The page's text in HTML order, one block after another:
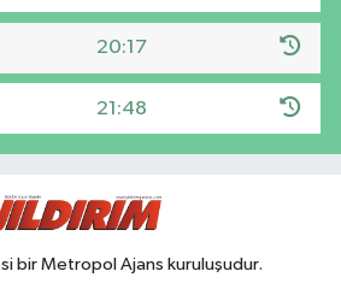
20:17
21:48
bir Metropol Ajans kuruluşudur.